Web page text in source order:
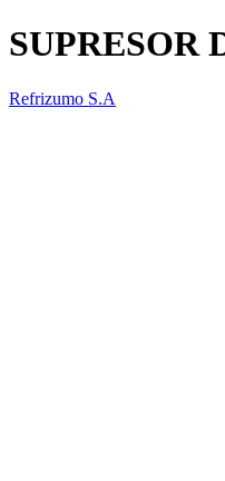
SUPRESOR
Refrizumo S.A